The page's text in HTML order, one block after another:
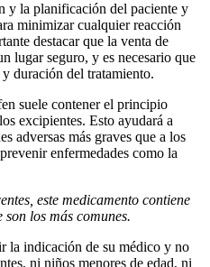
y la planificación del paciente y
minimizar cualquier reacción
destacar que la venta de
lugar seguro, y es necesario que
duración del tratamiento.
suele contener el principio
excipientes. Esto ayudará a
adversas más graves que a los
enfermedades como la
este medicamento contiene
son los más comunes.
la indicación de su médico y no
ni niños menores de edad, ni